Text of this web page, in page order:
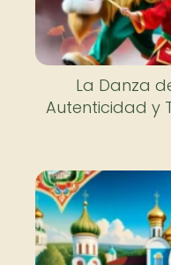
La Danza
Autenticidad y